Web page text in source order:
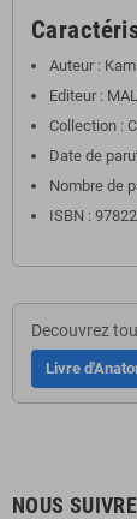
Auteur :
Editeur :
Collection :
Date de
Nombre de
ISBN :
Decouvrez
Livre
NOUS SUIVRE